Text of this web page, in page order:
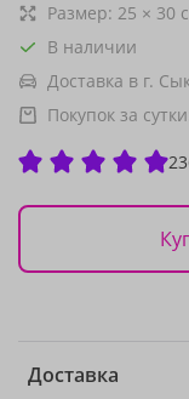
Размер: 25 × 30
В наличии
Доставка в г.
Покупок за
Доставка